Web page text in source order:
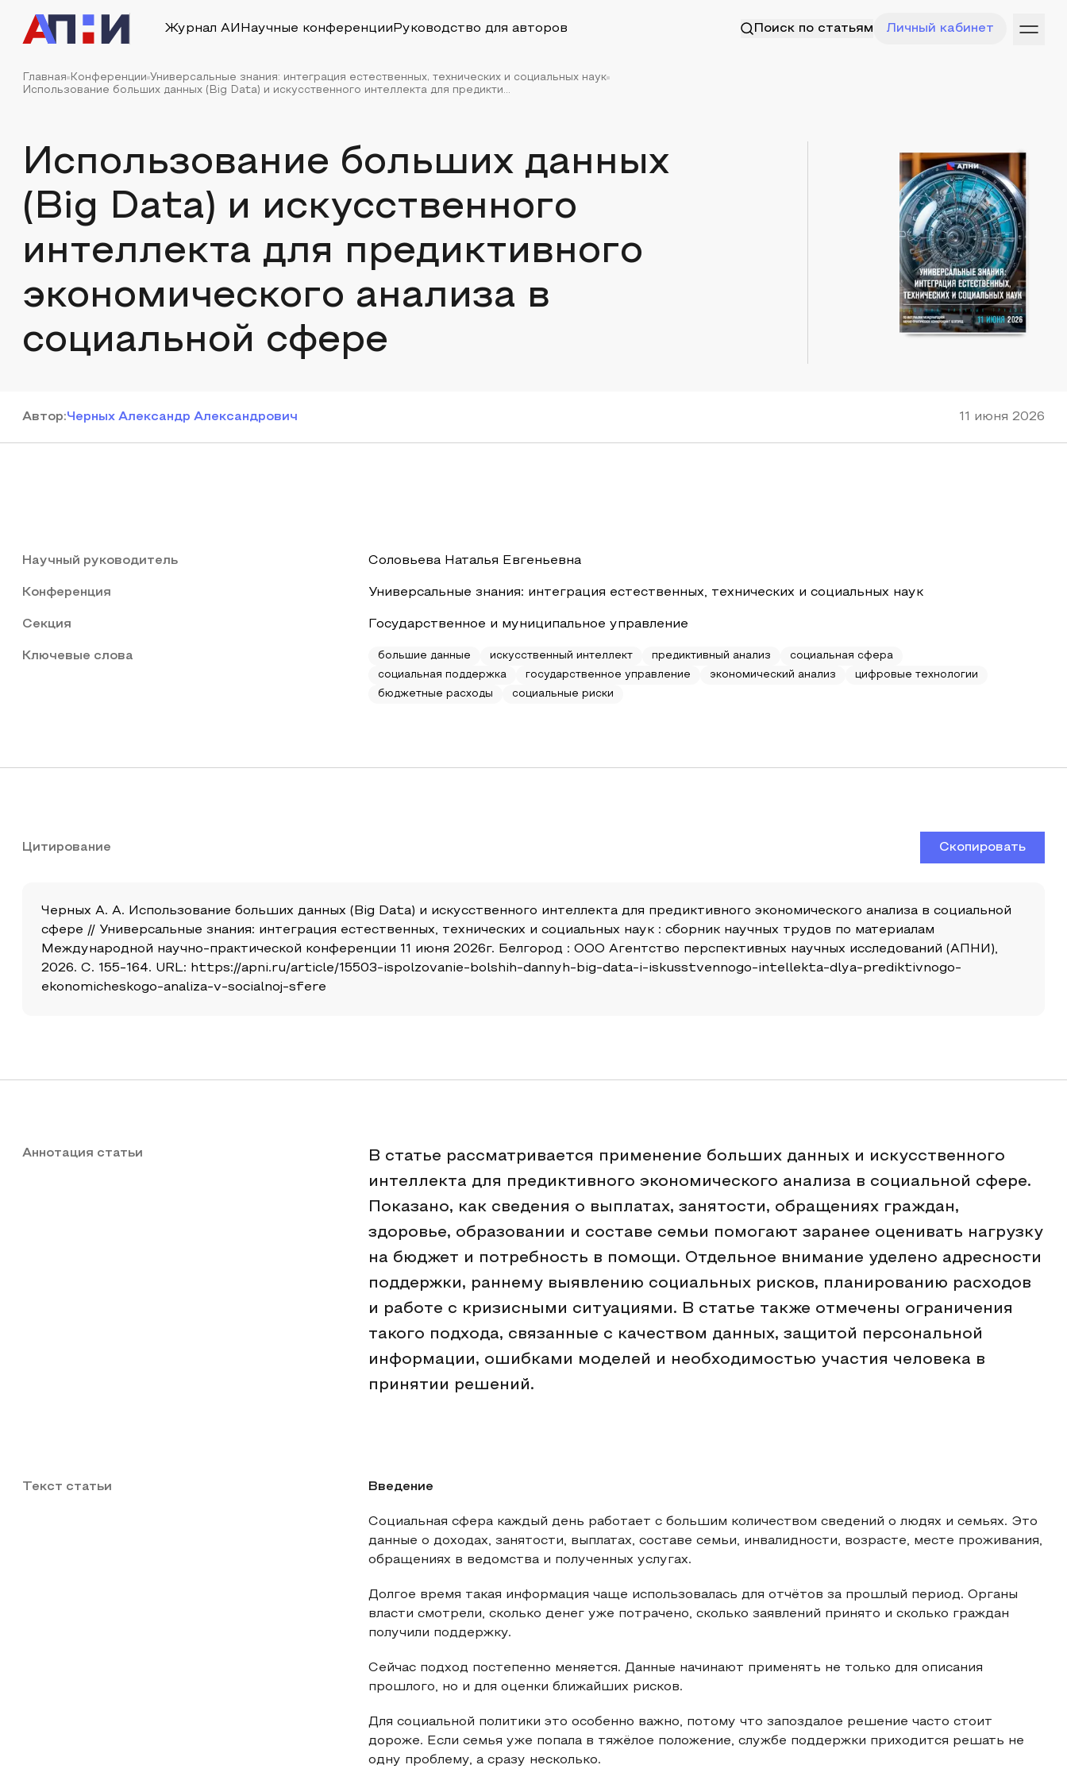
Журнал АИ Научные конференции Руководство для авторов Поиск по статьям Личный кабинет
Главная Конференции Универсальные знания: интеграция естественных, технических и социальных наук
Использование больших данных (Big Data) и искусственного интеллекта для предикти...
Использование больших данных
(Big Data) и искусственного
интеллекта для предиктивного
экономического анализа в
социальной сфере
Автор:Черных Александр Александрович 11 июня 2026
Научный руководитель Соловьева Наталья Евгеньевна
Конференция Универсальные знания: интеграция естественных, технических и социальных наук
Секция Государственное и муниципальное управление
Ключевые слова большие данные искусственный интеллект предиктивный анализ
социальная сфера
социальная поддержка
государственное управление экономический анализ
цифровые технологии
бюджетные расходы
социальные риски
Цитирование Скопировать
Черных А. А. Использование больших данных (Big Data) и искусственного интеллекта для предиктивного экономического анализа в социальной
сфере // Универсальные знания: интеграция естественных, технических и социальных наук : сборник научных трудов по материалам
Международной научно-практической конференции 11 июня 2026г. Белгород : ООО Агентство перспективных научных исследований (АПНИ),
2026. С. 155-164. URL: https://apni.ru/article/15503-ispolzovanie-bolshih-dannyh-big-data-i-iskusstvennogo-intellekta-dlya-prediktivnogo-
ekonomicheskogo-analiza-v-socialnoj-sfere
Аннотация статьи
В статье рассматривается применение больших данных и искусственного
интеллекта для предиктивного экономического анализа в социальной сфере.
Показано, как сведения о выплатах, занятости, обращениях граждан,
здоровье, образовании и составе семьи помогают заранее оценивать нагрузку
на бюджет и потребность в помощи. Отдельное внимание уделено адресности
поддержки, раннему выявлению социальных рисков, планированию расходов
и работе с кризисными ситуациями. В статье также отмечены ограничения
такого подхода, связанные с качеством данных, защитой персональной
информации, ошибками моделей и необходимостью участия человека в
принятии решений.
Текст статьи Введение
Социальная сфера каждый день работает с большим количеством сведений о людях и семьях. Это
данные о доходах, занятости, выплатах, составе семьи, инвалидности, возрасте, месте проживания,
обращениях в ведомства и полученных услугах.
Долгое время такая информация чаще использовалась для отчётов за прошлый период. Органы
власти смотрели, сколько денег уже потрачено, сколько заявлений принято и сколько граждан
получили поддержку.
Сейчас подход постепенно меняется. Данные начинают применять не только для описания
прошлого, но и для оценки ближайших рисков.
Для социальной политики это особенно важно, потому что запоздалое решение часто стоит
дороже. Если семья уже попала в тяжёлое положение, службе поддержки приходится решать не
одну проблему, а сразу несколько.